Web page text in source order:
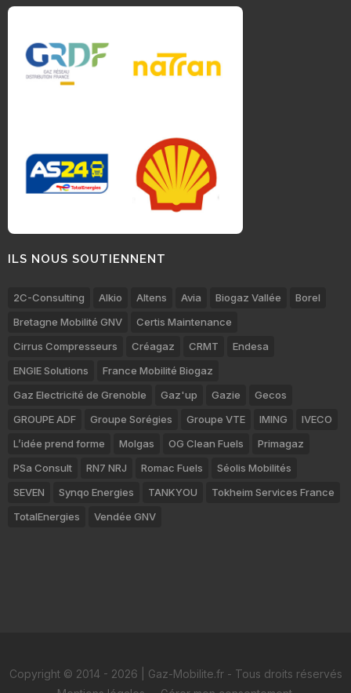
ILS NOUS SOUTIENNENT
2C-Consulting Alkio Altens Avia Biogaz Vallée
Borel
Bretagne Mobilité GNV
Certis Maintenance
Cirrus Compresseurs
Créagaz CRMT
Endesa
ENGIE Solutions
France Mobilité Biogaz
Gaz Electricité de Grenoble
Gaz'up Gazie
Gecos
GROUPE ADF
Groupe Sorégies Groupe VTE IMING
IVECO
L’idée prend forme
Molgas OG Clean Fuels
Primagaz
PSa Consult
RN7 NRJ Romac Fuels
Séolis Mobilités
SEVEN
Synqo Energies TANKYOU
Tokheim Services France
TotalEnergies
Vendée GNV
Copyright © 2014 - 2026 | Gaz-Mobilite.fr - Tous droits réservés